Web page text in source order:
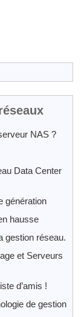
NAS ?
Data Center
génération
hausse
gestion réseau.
et Serveurs
d’amis !
de gestion